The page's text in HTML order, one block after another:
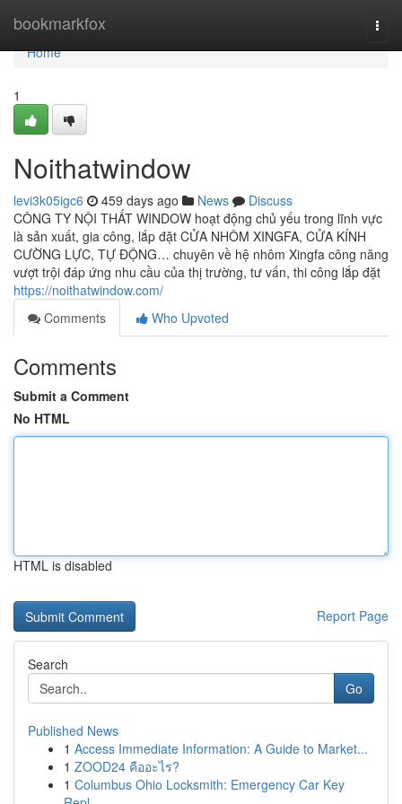
bookmarkfox
Home
Home
1
Noithatwindow
levi3k05igc6 459 days ago News
Discuss
CÔNG TY NỘI THẤT WINDOW hoạt động chủ yếu trong lĩnh vực
là sản xuất, gia công, lắp đặt CỬA NHÔM XINGFA, CỬA KÍNH
CƯỜNG LỰC, TỰ ĐỘNG… chuyên về hệ nhôm Xingfa công năng
vượt trội đáp ứng nhu cầu của thị trường, tư vấn, thi công lắp đặt
https://noithatwindow.com/
Comments
Who Upvoted
Comments
Submit a Comment
No HTML
HTML is disabled
Report Page
Search
Go
Published News
1 Access Immediate Information: A Guide to Market...
1 ZOOD24 คืออะไร?
1 Columbus Ohio Locksmith: Emergency Car Key